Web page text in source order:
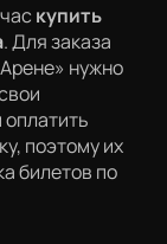
купить
. Для заказа
нужно
поэтому их
билетов по